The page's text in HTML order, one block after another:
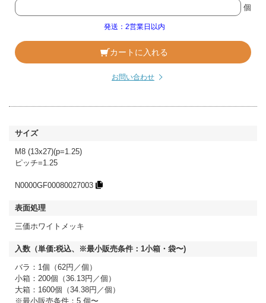
個
発送：2営業日以内
カートに入れる
お問い合わせ
M8 (13x27)(p=1.25)
ピッチ=1.25
N0000GF00080027003
三価ホワイトメッキ
バラ：1個（62円／個）
小箱：200個（36.13円／個）
大箱：1600個（34.38円／個）
※最小販売条件：5 個〜